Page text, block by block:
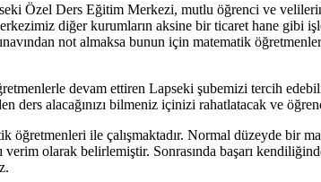
Özel Ders Eğitim Merkezi, mutlu öğrenci ve
diğer kurumların aksine bir ticaret hane gibi
not almaksa bunun için matematik
devam ettiren Lapseki şubemizi tercih
ders alacağınızı bilmeniz içinizi rahatlatacak ve
öğretmenleri ile çalışmaktadır. Normal düzeyde bir
olarak belirlemiştir. Sonrasında başarı